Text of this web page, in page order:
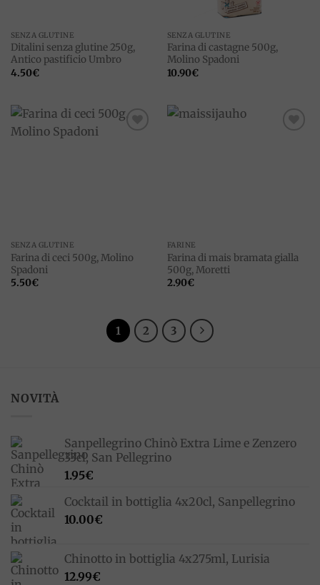
SENZA GLUTINE
Ditalini senza glutine 250g,
Antico pastificio Umbro
4.50€
SENZA GLUTINE
Farina di castagne 500g,
Molino Spadoni
10.90€
SENZA GLUTINE
Farina di ceci 500g, Molino
Spadoni
5.50€
FARINE
Farina di mais bramata gialla
500g, Moretti
2.90€
1 2 3
NOVITÀ
Sanpellegrino Chinò Extra Lime e Zenzero
33cl, San Pellegrino
1.95€
Cocktail in bottiglia 4x20cl, Sanpellegrino
10.00€
Chinotto in bottiglia 4x275ml, Lurisia
12.99€